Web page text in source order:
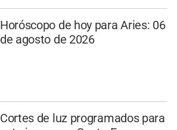
Horóscopo de hoy para Aries: 06
de agosto de 2026
Cortes de luz programados para